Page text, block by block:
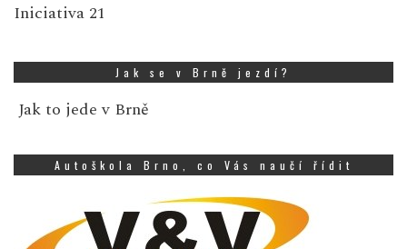
Iniciativa 21
Jak se v Brně jezdí?
Jak to jede v Brně
Autoškola Brno, co Vás naučí řídit